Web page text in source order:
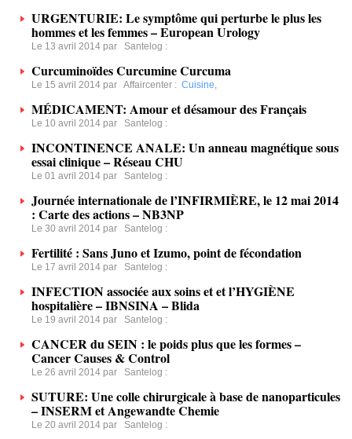
URGENTURIE: Le symptôme qui perturbe le plus les
hommes et les femmes – European Urology
Le 13 avril 2014 par Santelog :
Curcuminoïdes Curcumine Curcuma
Le 15 avril 2014 par Affaircenter : Cuisine,
MÉDICAMENT: Amour et désamour des Français
Le 10 avril 2014 par Santelog :
INCONTINENCE ANALE: Un anneau magnétique sous
essai clinique – Réseau CHU
Le 01 avril 2014 par Santelog :
Journée internationale de l’INFIRMIÈRE, le 12 mai 2014
: Carte des actions – NB3NP
Le 30 avril 2014 par Santelog :
Fertilité : Sans Juno et Izumo, point de fécondation
Le 17 avril 2014 par Santelog :
INFECTION associée aux soins et et l’HYGIÈNE
hospitalière – IBNSINA – Blida
Le 19 avril 2014 par Santelog :
CANCER du SEIN : le poids plus que les formes –
Cancer Causes & Control
Le 26 avril 2014 par Santelog :
SUTURE: Une colle chirurgicale à base de nanoparticules
– INSERM et Angewandte Chemie
Le 20 avril 2014 par Santelog :